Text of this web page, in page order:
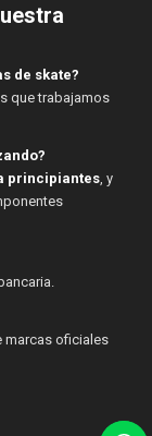
de skate?
que trabajamos
principiantes, y
marcas oficiales